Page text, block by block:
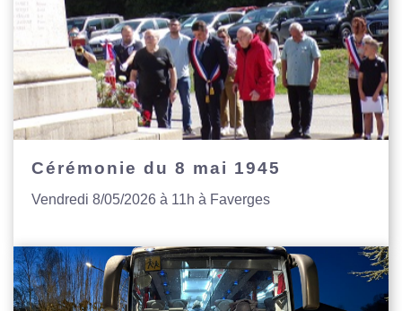
Cérémonie du 8 mai 1945
Vendredi 8/05/2026 à 11h à Faverges